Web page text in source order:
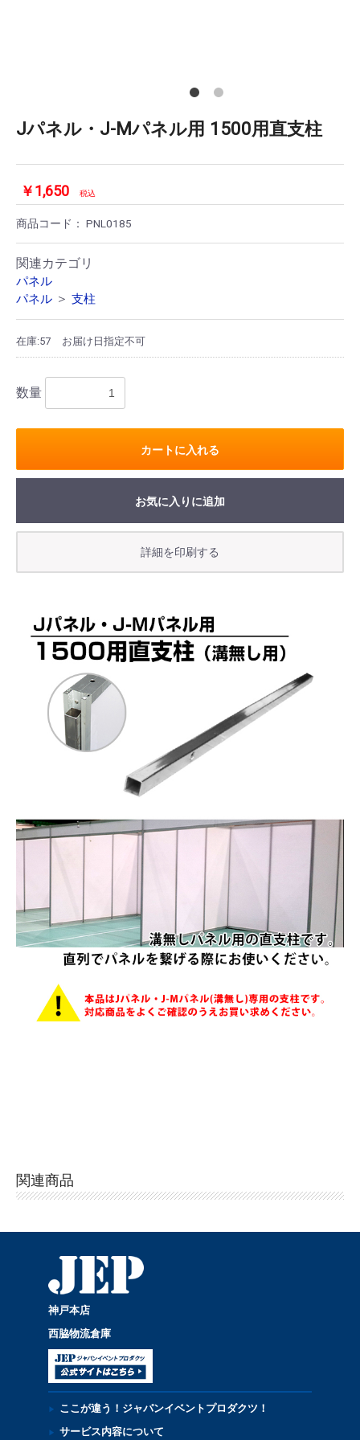
Jパネル・J-Mパネル用 1500用直支柱
￥1,650 税込
商品コード： PNL0185
関連カテゴリ
パネル
パネル ＞ 支柱
在庫:57 お届け日指定不可
数量
カートに入れる
お買い物を続ける
お気に入りに追加
関連商品
神戸本店
西脇物流倉庫
ここが違う！ジャパンイベントプロダクツ！
サービス内容について